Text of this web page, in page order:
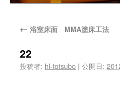
← 浴室床面 MMA塗床工法
22
投稿者: hl-totsubo | 公開日: